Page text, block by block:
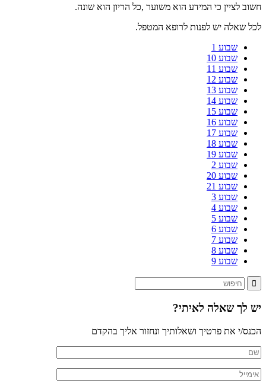
חשוב לציין כי המידע הוא משוער ,כל הריון הוא שונה.
לכל שאלה יש לפנות לרופא המטפל.
שבוע 1
שבוע 10
שבוע 11
שבוע 12
שבוע 13
שבוע 14
שבוע 15
שבוע 16
שבוע 17
שבוע 18
שבוע 19
שבוע 2
שבוע 20
שבוע 21
שבוע 3
שבוע 4
שבוע 5
שבוע 6
שבוע 7
שבוע 8
שבוע 9
יש לך שאלה לאיתי?
הכנס/י את פרטיך ושאלותיך ונחזור אליך בהקדם